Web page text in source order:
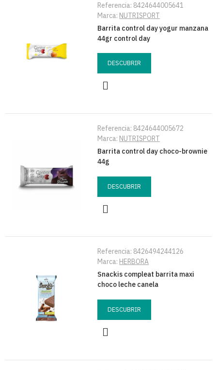
Referencia: 8424644005641
Marca: NUTRISPORT
Barrita control day yogur manzana
44gr control day
DESCUBRIR
Referencia: 8424644005672
Marca: NUTRISPORT
Barrita control day choco-brownie
44g
DESCUBRIR
Referencia: 8426494244126
Marca: HERBORA
Snackis compleat barrita maxi
choco leche canela
DESCUBRIR